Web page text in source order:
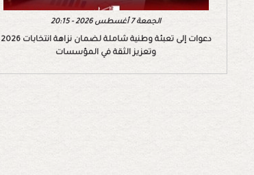
الجمعة 7 أغسطس 2026 - 20:15
دعوات إلى تعبئة وطنية شاملة لضمان نزاهة انتخابات 2026
وتعزيز الثقة في المؤسسات